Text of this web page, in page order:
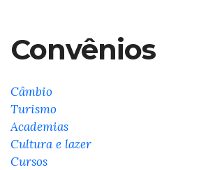
Convênios
Câmbio
Turismo
Academias
Cultura e lazer
Cursos